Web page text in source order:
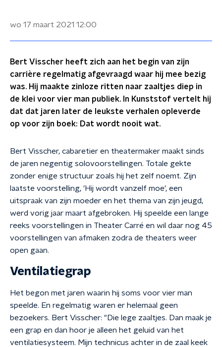
wo 17 maart 2021 12:00
Bert Visscher heeft zich aan het begin van zijn
carrière regelmatig afgevraagd waar hij mee bezig
was. Hij maakte zinloze ritten naar zaaltjes diep in
de klei voor vier man publiek. In Kunststof vertelt hij
dat dat jaren later de leukste verhalen opleverde
op voor zijn boek: Dat wordt nooit wat.
Bert Visscher, cabaretier en theatermaker maakt sinds
de jaren negentig solovoorstellingen. Totale gekte
zonder enige structuur zoals hij het zelf noemt. Zijn
laatste voorstelling, 'Hij wordt vanzelf moe', een
uitspraak van zijn moeder en het thema van zijn jeugd,
werd vorig jaar maart afgebroken. Hij speelde een lange
reeks voorstellingen in Theater Carré en wil daar nog 45
voorstellingen van afmaken zodra de theaters weer
open gaan.
Ventilatiegrap
Het begon met jaren waarin hij soms voor vier man
speelde. En regelmatig waren er helemaal geen
bezoekers. Bert Visscher: "Die lege zaaltjes. Dan maak je
een grap en dan hoor je alleen het geluid van het
ventilatiesysteem. Mijn technicus achter in de zaal keek